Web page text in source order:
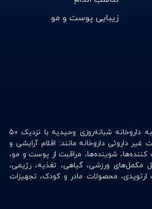
دارد، بنابراین می توان از این
استفاده کرد. از طرف دیگر، با
زیاد، فاقد هر گونه پرز می
موجب می شوند که نسبت به
ها و زخم های جراحی به کار
برای افرادی که قصد عکس
زیرا اشعه ی ایکس را از خود
به پوست یا زخم وارد نمی کنند.
زیبایی پوست و مو
با امکاناتی منحصر به فرد (وابسته به داروخانه شبانه‌روزی وحیدیه با نزدیک 50
داروئی داروخانه مانند: اقلام آرایشی و
شوینده‌ها، مراقبت از پوست و مو،
ورزشی، گیاهی، تغذیه، رژیمی،
محصولات مادر و کودک، تجهیزات